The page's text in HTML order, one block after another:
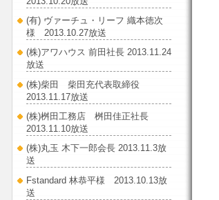
(有) ヴァーチュ・リーフ 織本徳次
様 2013.10.27放送
(株)アワハウス 前田社長 2013.11.24
放送
(株)柴田 柴田充代表取締役
2013.11.17放送
(株)桝田工務店 桝田佳正社長
2013.11.10放送
(株)丸玉 木下一郎会長 2013.11.3放
送
Fstandard 林恭平様 2013.10.13放
送